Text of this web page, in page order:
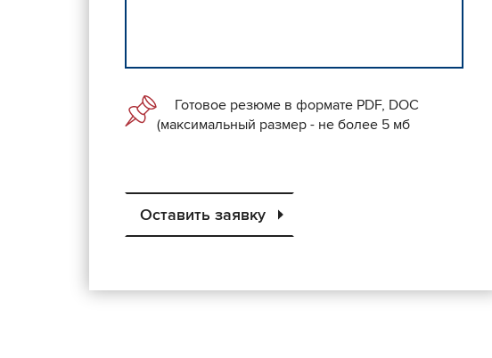
Готовое резюме в формате PDF, DOC
(максимальный размер - не более 5 мб
Оставить заявку